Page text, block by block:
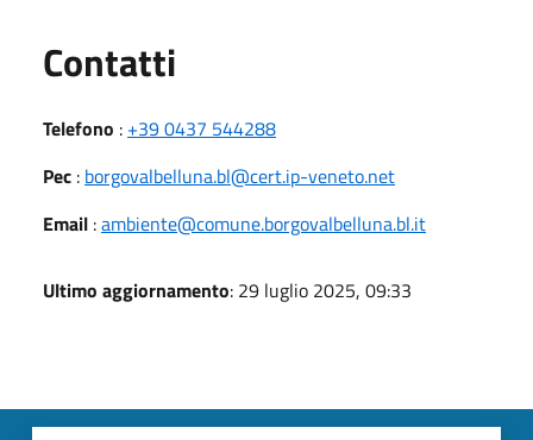
Contatti
Telefono : +39 0437 544288
Pec : borgovalbelluna.bl@cert.ip-veneto.net
Email :ambiente@comune.borgovalbelluna.bl.it
Ultimo aggiornamento: 29 luglio 2025, 09:33